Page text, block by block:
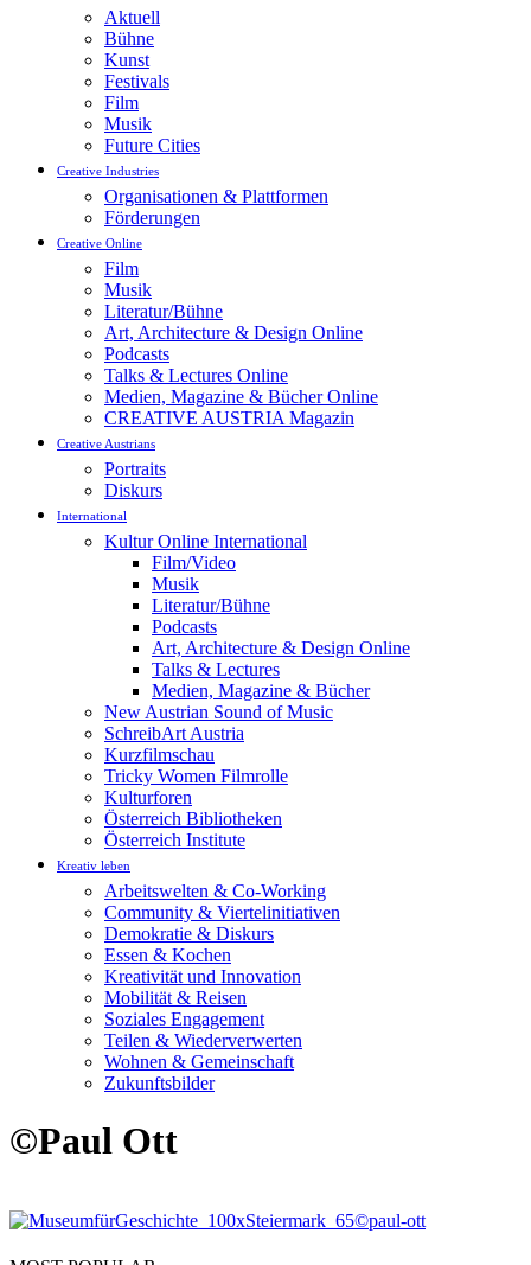
Aktuell
Bühne
Kunst
Festivals
Film
Musik
Future Cities
Creative Industries
Organisationen & Plattformen
Förderungen
Creative Online
Film
Musik
Literatur/Bühne
Art, Architecture & Design Online
Podcasts
Talks & Lectures Online
Medien, Magazine & Bücher Online
CREATIVE AUSTRIA Magazin
Creative Austrians
Portraits
Diskurs
International
Kultur Online International
Film/Video
Musik
Literatur/Bühne
Podcasts
Art, Architecture & Design Online
Talks & Lectures
Medien, Magazine & Bücher
New Austrian Sound of Music
SchreibArt Austria
Kurzfilmschau
Tricky Women Filmrolle
Kulturforen
Österreich Bibliotheken
Österreich Institute
Kreativ leben
Arbeitswelten & Co-Working
Community & Viertelinitiativen
Demokratie & Diskurs
Essen & Kochen
Kreativität und Innovation
Mobilität & Reisen
Soziales Engagement
Teilen & Wiederverwerten
Wohnen & Gemeinschaft
Zukunftsbilder
©Paul Ott